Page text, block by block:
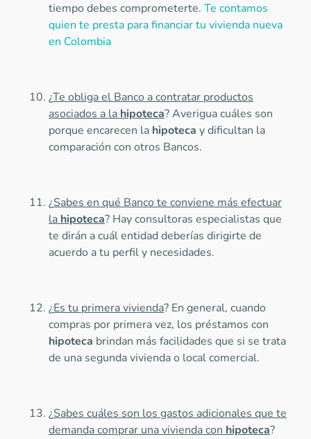
tiempo debes comprometerte. Te contamos
quien te presta para financiar tu vivienda nueva
en Colombia
¿Te obliga el Banco a contratar productos
asociados a la hipoteca? Averigua cuáles son
porque encarecen la hipoteca y dificultan la
comparación con otros Bancos.
¿Sabes en qué Banco te conviene más efectuar
la hipoteca? Hay consultoras especialistas que
te dirán a cuál entidad deberías dirigirte de
acuerdo a tu perfil y necesidades.
¿Es tu primera vivienda? En general, cuando
compras por primera vez, los préstamos con
hipoteca brindan más facilidades que si se trata
de una segunda vivienda o local comercial.
¿Sabes cuáles son los gastos adicionales que te
demanda comprar una vivienda con hipoteca?